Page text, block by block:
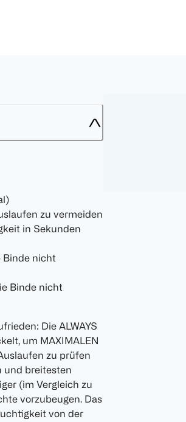
zu vermeiden
in Sekunden
Binde nicht
Binde nicht
Die ALWAYS
um MAXIMALEN
zu prüfen
und breitesten
(im Vergleich zu
vorzubeugen. Das
von der